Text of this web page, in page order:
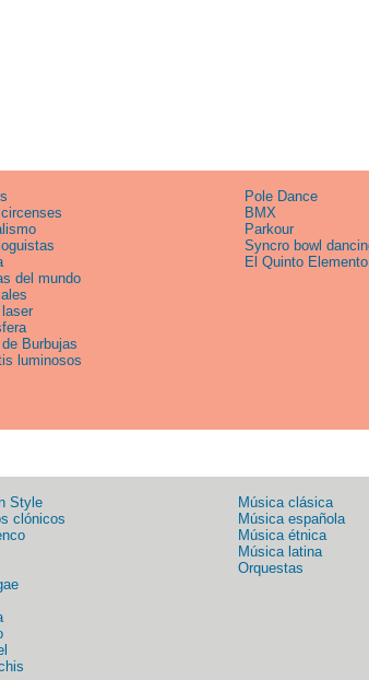
del mundo
Burbujas
luminosos
Pole Dance
BMX
Parkour
Syncro bowl
El Quinto Elemento
Style
clónicos
Música clásica
Música española
Música étnica
Música latina
Orquestas